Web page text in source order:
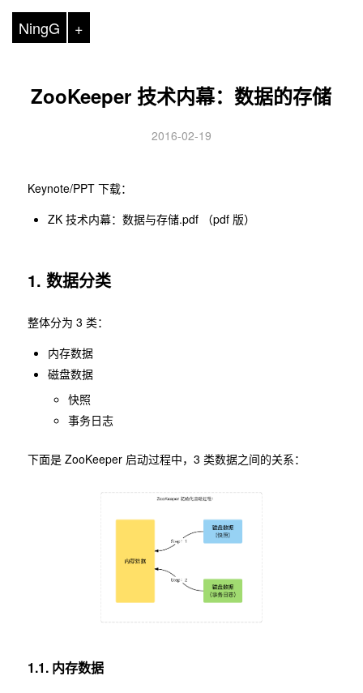
NingG +
ZooKeeper 技术内幕：数据的存储
2016-02-19
Keynote/PPT 下载：
ZK 技术内幕：数据与存储.pdf （pdf 版）
1. 数据分类
整体分为 3 类：
内存数据
磁盘数据
快照
事务日志
下面是 ZooKeeper 启动过程中，3 类数据之间的关系：
1.1. 内存数据